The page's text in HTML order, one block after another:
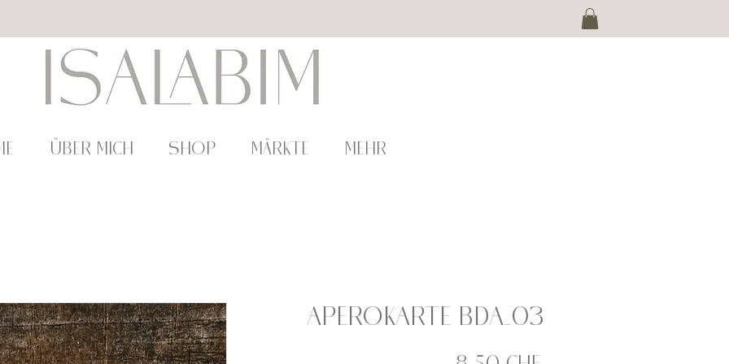
ÜBER MICH SHOP Märkte MEHR
Aperokarte BDA_03